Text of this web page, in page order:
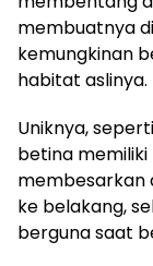
membuatnya
kemungkinan
habitat aslinya.
Uniknya,
betina
membesarkan
ke belakang,
berguna saat